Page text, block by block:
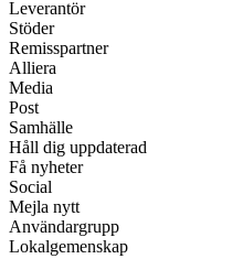
Leverantör
Stöder
Remisspartner
Alliera
Media
Post
Samhälle
Håll dig uppdaterad
Få nyheter
Social
Mejla nytt
Användargrupp
Lokalgemenskap